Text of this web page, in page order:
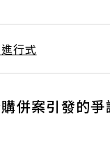
行式
併案引發的